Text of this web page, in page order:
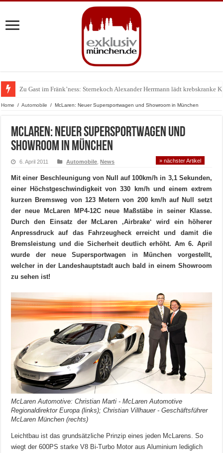
Zu Gast im Fränk’ness: Sternekoch Alexander Herrmann lädt krebskranke
Warum München gerade zum Treffpunkt der Lingerie-Branche wurde
Home / Automobile / McLaren: Neuer Supersportwagen und Showroom in München
McLaren: Neuer Supersportwagen und
Showroom in München
6. April 2011 Automobile ,News » nächster Artikel
Mit einer Beschleunigung von Null auf 100km/h in 3,1 Sekunden,
einer Höchstgeschwindigkeit von 330 km/h und einem extrem
kurzen Bremsweg von 123 Metern von 200 km/h auf Null setzt
der neue McLaren MP4-12C neue Maßstäbe in seiner Klasse.
Durch den Einsatz der McLaren ‚Airbrake‘ wird ein höherer
Anpressdruck auf das Fahrzeugheck erreicht und damit die
Bremsleistung und die Sicherheit deutlich erhöht. Am 6. April
wurde der neue Supersportwagen in München vorgestellt,
welcher in der Landeshauptstadt auch bald in einem Showroom
zu sehen ist!
McLaren Automotive: Christian Marti - McLaren Automotive
Regionaldirektor Europa (links); Christian Villhauer - Geschäftsführer
McLaren München (rechts)
Leichtbau ist das grundsätzliche Prinzip eines jeden McLarens. So
wiegt der 600PS starke V8 Bi-Turbo Motor aus Aluminium lediglich